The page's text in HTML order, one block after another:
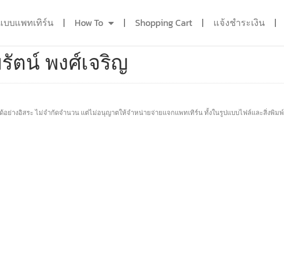
บบแพทเทิร์น How To Shopping Cart แจ้งชำระเงิน
ตน์ พงศ์เจริญ
ย่างอิสระ ไม่จำกัดจำนวน แต่ไม่อนุญาตให้จำหน่ายจ่ายแจกแพทเทิร์น ทั้งในรูปแบบไฟล์และสิ่งพิมพ์